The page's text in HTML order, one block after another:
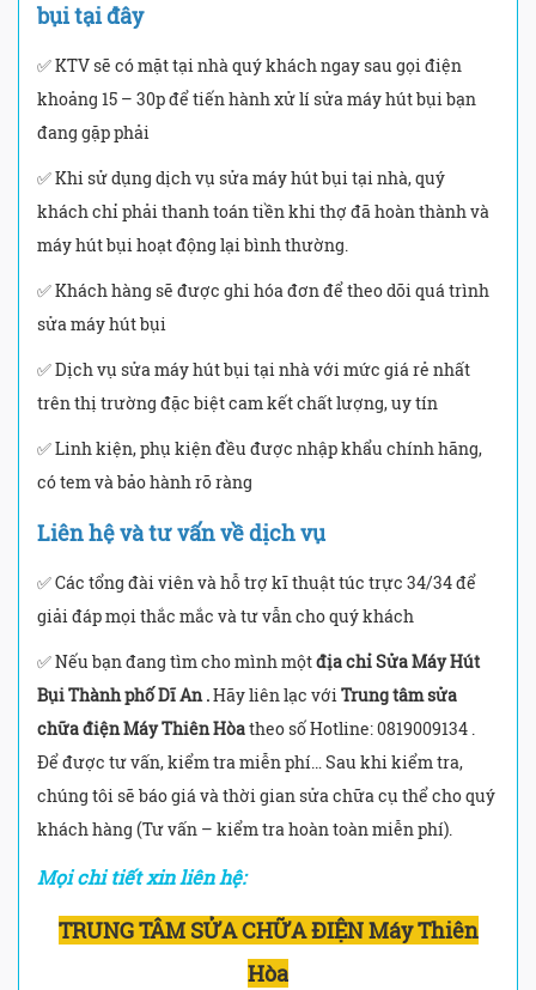
bụi tại đây
✅ KTV sẽ có mặt tại nhà quý khách ngay sau gọi điện
khoảng 15 – 30p để tiến hành xử lí sửa máy hút bụi bạn
đang gặp phải
✅ Khi sử dụng dịch vụ sửa máy hút bụi tại nhà, quý
khách chỉ phải thanh toán tiền khi thợ đã hoàn thành và
máy hút bụi hoạt động lại bình thường.
✅ Khách hàng sẽ được ghi hóa đơn để theo dõi quá trình
sửa máy hút bụi
✅ Dịch vụ sửa máy hút bụi tại nhà với mức giá rẻ nhất
trên thị trường đặc biệt cam kết chất lượng, uy tín
✅ Linh kiện, phụ kiện đều được nhập khẩu chính hãng,
có tem và bảo hành rõ ràng
Liên hệ và tư vấn về dịch vụ
✅ Các tổng đài viên và hỗ trợ kĩ thuật túc trực 34/34 để
giải đáp mọi thắc mắc và tư vẫn cho quý khách
✅ Nếu bạn đang tìm cho mình mộtđịa chỉ Sửa Máy Hút
Bụi Thành phố Dĩ An .Hãy liên lạc vớiTrung tâm sửa
chữa điện Máy Thiên Hòatheo số Hotline: 0819009134 .
Để được tư vấn, kiểm tra miễn phí… Sau khi kiểm tra,
chúng tôi sẽ báo giá và thời gian sửa chữa cụ thể cho quý
khách hàng (Tư vấn – kiểm tra hoàn toàn miễn phí).
Mọi chi tiết xin liên hệ:
TRUNG TÂM SỬA CHỮA ĐIỆN Máy Thiên
Hòa